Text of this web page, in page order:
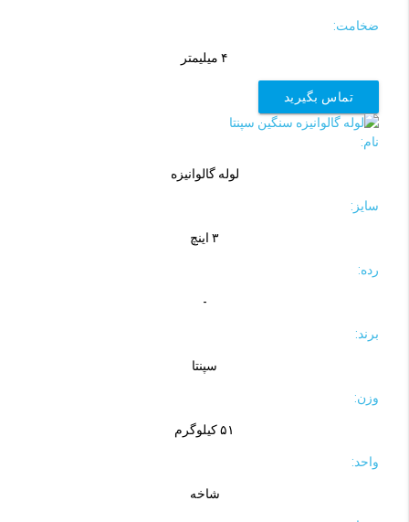
ضخامت:
۴ میلیمتر
تماس بگیرید
نام:
لوله گالوانیزه
سایز:
۳ اینچ
رده:
-
برند:
سپنتا
وزن:
۵۱ کیلوگرم
واحد:
شاخه